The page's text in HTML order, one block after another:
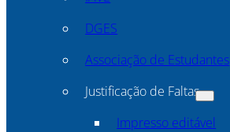
DGES
Associação de Estudantes
Justificação de Faltas
Impresso editável